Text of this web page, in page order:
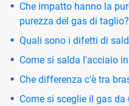
Che impatto hanno la
purezza del gas di taglio?
Quali sono i difetti di
Come si salda l'acciaio
Che differenza c'è tra
Come si sceglie il gas